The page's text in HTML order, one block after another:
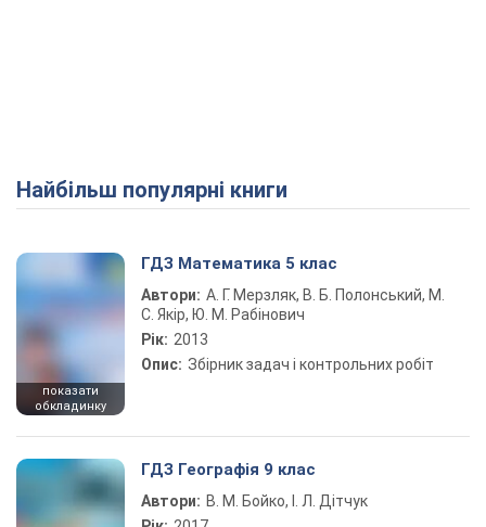
Найбільш популярні книги
показати
обкладинку
ГДЗ Математика 5 клас
Автори: А. Г. Мерзляк, В. Б. Полонський, М.
С. Якір, Ю. М. Рабінович
Рік: 2013
Опис: Збірник задач і контрольних робіт
ГДЗ Географія 9 клас
Автори: В. М. Бойко, І. Л. Дітчук